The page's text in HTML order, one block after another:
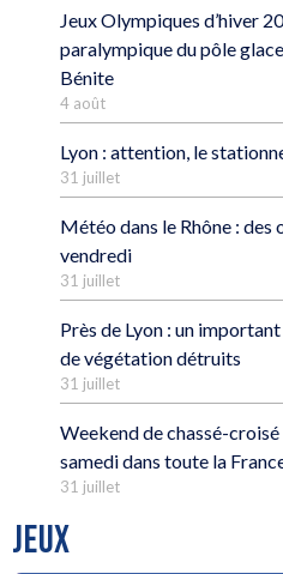
Jeux Olympiques d’hiver
paralympique du pôle
Bénite
4 août
Lyon : attention, le
31 juillet
Météo dans le Rhône : des
vendredi
31 juillet
Près de Lyon : un
de végétation détruits
31 juillet
Weekend de chassé-
samedi dans toute la
31 juillet
JEUX